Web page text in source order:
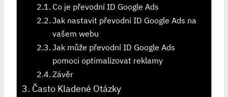
Co je převodní ID Google Ads
Jak nastavit převodní ID Google Ads na
vašem webu
Jak může převodní ID Google Ads
pomoci optimalizovat reklamy
Závěr
Často Kladené Otázky